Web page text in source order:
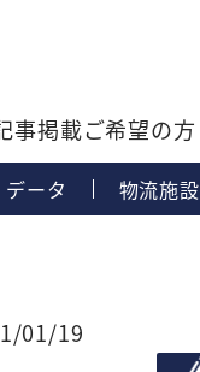
事掲載ご希望の方
ータ 物流施設
01/19